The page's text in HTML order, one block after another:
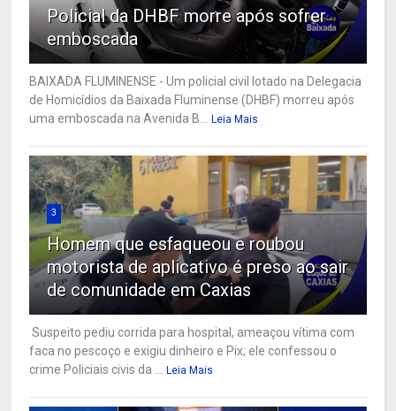
Policial da DHBF morre após sofrer
emboscada
BAIXADA FLUMINENSE - Um policial civil lotado na Delegacia
de Homicídios da Baixada Fluminense (DHBF) morreu após
uma emboscada na Avenida B...
Leia Mais
3
Homem que esfaqueou e roubou
motorista de aplicativo é preso ao sair
de comunidade em Caxias
Suspeito pediu corrida para hospital, ameaçou vítima com
faca no pescoço e exigiu dinheiro e Pix; ele confessou o
crime Policiais civis da ...
Leia Mais